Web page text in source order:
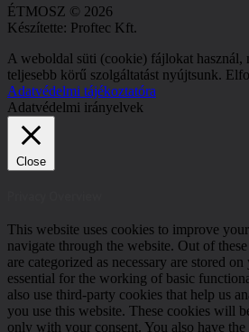
ÉTMOSZ © 2026
Készítette: Proftec Kft.
A weboldal süti (cookie) fájlokat használ,
teljesebb körű szolgáltatást nyújtsunk.
Adatvédelmi tájékoztatóra
Adatvédelmi irányelvek
Close
This website uses cookies to improve
navigate through the website. Out of
are categorized as necessary are stored
essential for the working of basic
also use third-party cookies that help us
you use this website. These cookies will
only with your consent. You also have